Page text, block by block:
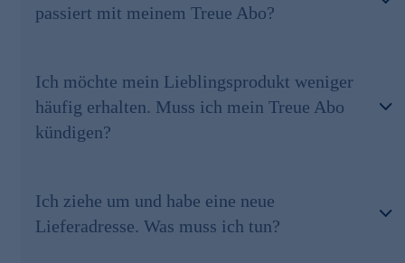
passiert mit meinem Treue Abo?
Ich möchte mein Lieblingsprodukt weniger
häufig erhalten. Muss ich mein Treue Abo
kündigen?
Ich ziehe um und habe eine neue
Lieferadresse. Was muss ich tun?